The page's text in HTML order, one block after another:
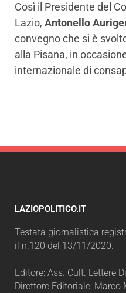
Così il Presidente del
Lazio, Antonello
convegno che si è
alla Pisana, in
internazionale di
LAZIOPOLITICO.IT
Testata giornalistica
il n.120 del 13/11/2020.
Editore: Ass. Cult. Lettere
Direttore Editoriale: Marco